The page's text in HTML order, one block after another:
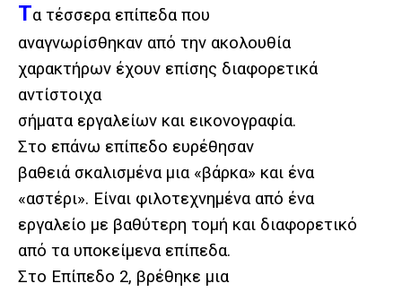
Τα τέσσερα επίπεδα που
αναγνωρίσθηκαν από την ακολουθία
χαρακτήρων έχουν επίσης διαφορετικά
αντίστοιχα
σήματα εργαλείων και εικονογραφία.
Στο επάνω επίπεδο ευρέθησαν
βαθειά σκαλισμένα μια «βάρκα» και ένα
«αστέρι». Είναι φιλοτεχνημένα από ένα
εργαλείο με βαθύτερη τομή και διαφορετικό
από τα υποκείμενα επίπεδα.
Στο Επίπεδο 2, βρέθηκε μια